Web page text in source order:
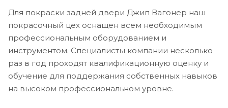
Для покраски задней двери Джип Вагонер наш
покрасочный цех оснащен всем необходимым
профессиональным оборудованием и
инструментом. Специалисты компании несколько
раз в год проходят квалификационную оценку и
обучение для поддержания собственных навыков
на высоком профессиональном уровне.